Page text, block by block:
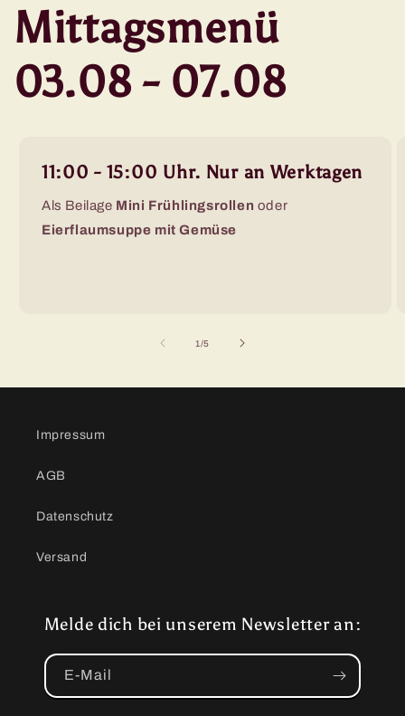
Mittagsmenü
03.08 - 07.08
11:00 - 15:00 Uhr. Nur an Werktagen
Als Beilage Mini Frühlingsrollen oder
Eierflaumsuppe mit Gemüse
1/von
5
Impressum
AGB
Datenschutz
Versand
Melde dich bei unserem Newsletter an:
E-Mail